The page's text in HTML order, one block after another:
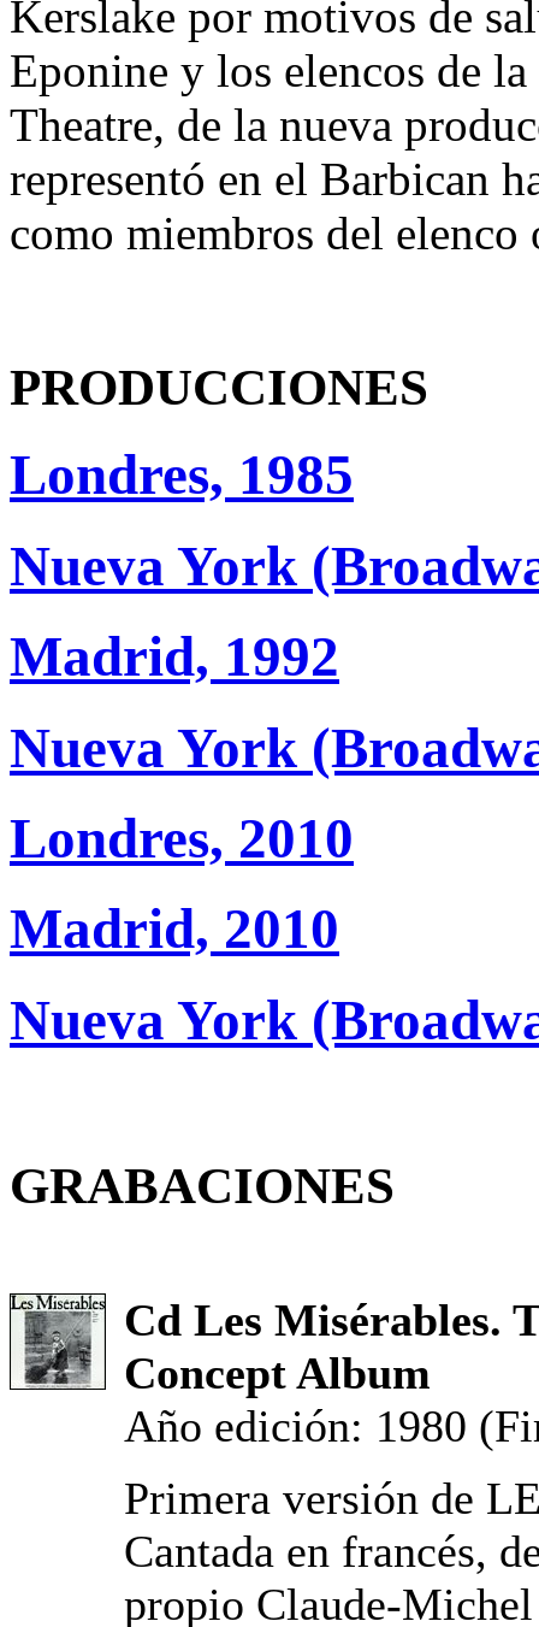
Kerslake por motivos de
Eponine y los elencos de
Theatre, de la nueva
representó en el Barbican
como miembros del
PRODUCCIONES
Londres, 1985
Nueva York
Madrid, 1992
Nueva York
Londres, 2010
Madrid, 2010
Nueva York
GRABACIONES
Cd Les Misérables.
Concept Album
Año edición: 1980
Primera versión de
Cantada en francés,
propio Claude-Michel